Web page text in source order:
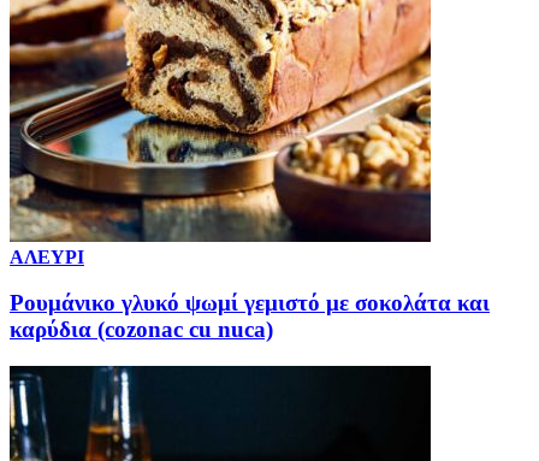
ΑΛΕΥΡΙ
Ρουμάνικο γλυκό ψωμί γεμιστό με σοκολάτα και
καρύδια (cozonac cu nuca)